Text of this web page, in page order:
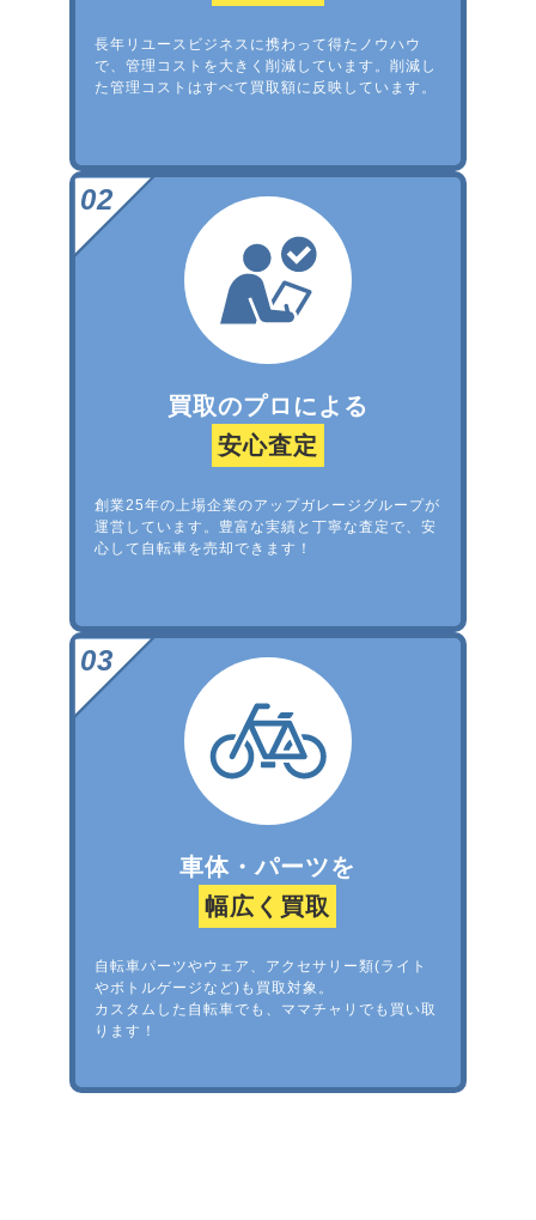
長年リユースビジネスに携わって得たノウハウ
で、管理コストを大きく削減しています。削減し
た管理コストはすべて買取額に反映しています。
買取のプロによる
安心査定
創業25年の上場企業のアップガレージグループが
運営しています。豊富な実績と丁寧な査定で、安
心して自転車を売却できます！
車体・パーツを
幅広く買取
自転車パーツやウェア、アクセサリー類(ライト
やボトルゲージなど)も買取対象。
カスタムした自転車でも、ママチャリでも買い取
ります！